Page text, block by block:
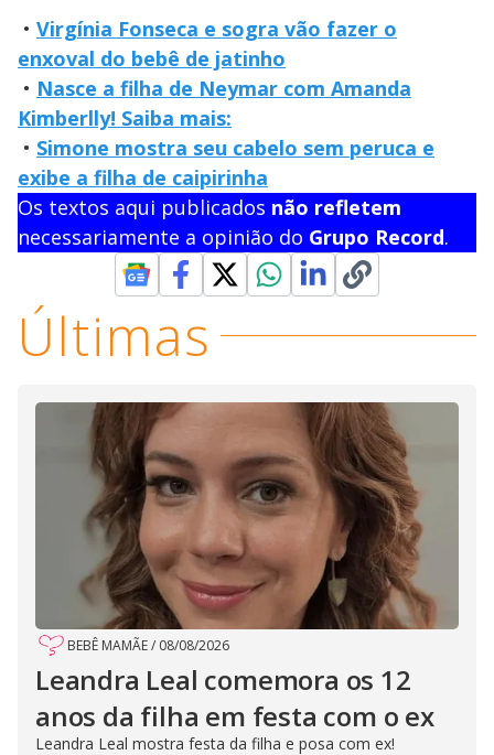
• Virgínia Fonseca e sogra vão fazer o
enxoval do bebê de jatinho
• Nasce a filha de Neymar com Amanda
Kimberlly! Saiba mais:
• Simone mostra seu cabelo sem peruca e
exibe a filha de caipirinha
Os textos aqui publicados não refletem
necessariamente a opinião do Grupo Record.
Últimas
BEBÊ MAMÃE/ 08/08/2026
Leandra Leal comemora os 12
anos da filha em festa com o ex
Leandra Leal mostra festa da filha e posa com ex!